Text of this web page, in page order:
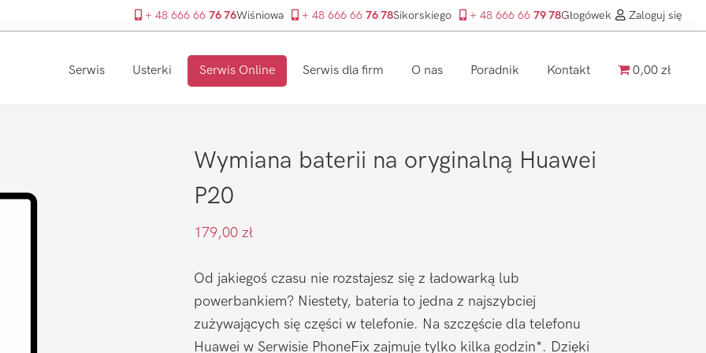
+ 48 666 66 76 76Wiśniowa + 48 666 66 76 78Sikorskiego + 48 666 66 79 78Głogówek Zaloguj się
Serwis Usterki Serwis Online Serwis dla firm O nas Poradnik Kontakt 0,00 zł
Wymiana baterii na oryginalną Huawei
P20
179,00 zł
Od jakiegoś czasu nie rozstajesz się z ładowarką lub
powerbankiem? Niestety, bateria to jedna z najszybciej
zużywających się części w telefonie. Na szczęście dla telefonu
Huawei w Serwisie PhoneFix zajmuje tylko kilka godzin*. Dzięki